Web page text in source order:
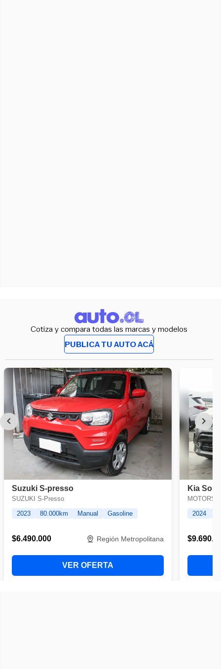
Cotiza y compara todas las marcas y modelos
PUBLICA TU AUTO ACÁ